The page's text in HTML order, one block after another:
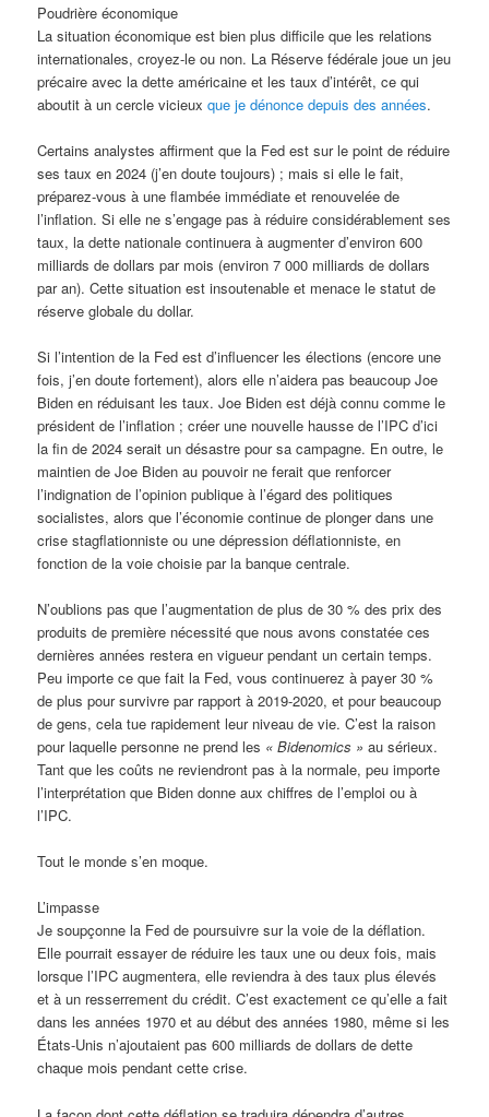
Poudrière économique
La situation économique est bien plus difficile que les relations
internationales, croyez-le ou non. La Réserve fédérale joue un jeu
précaire avec la dette américaine et les taux d’intérêt, ce qui
aboutit à un cercle vicieuxque je dénonce depuis des années.
Certains analystes affirment que la Fed est sur le point de réduire
ses taux en 2024 (j’en doute toujours) ; mais si elle le fait,
préparez-vous à une flambée immédiate et renouvelée de
l’inflation. Si elle ne s’engage pas à réduire considérablement ses
taux, la dette nationale continuera à augmenter d’environ 600
milliards de dollars par mois (environ 7 000 milliards de dollars
par an). Cette situation est insoutenable et menace le statut de
réserve globale du dollar.
Si l’intention de la Fed est d’influencer les élections (encore une
fois, j’en doute fortement), alors elle n’aidera pas beaucoup Joe
Biden en réduisant les taux. Joe Biden est déjà connu comme le
président de l’inflation ; créer une nouvelle hausse de l’IPC d’ici
la fin de 2024 serait un désastre pour sa campagne. En outre, le
maintien de Joe Biden au pouvoir ne ferait que renforcer
l’indignation de l’opinion publique à l’égard des politiques
socialistes, alors que l’économie continue de plonger dans une
crise stagflationniste ou une dépression déflationniste, en
fonction de la voie choisie par la banque centrale.
N’oublions pas que l’augmentation de plus de 30 % des prix des
produits de première nécessité que nous avons constatée ces
dernières années restera en vigueur pendant un certain temps.
Peu importe ce que fait la Fed, vous continuerez à payer 30 %
de plus pour survivre par rapport à 2019-2020, et pour beaucoup
de gens, cela tue rapidement leur niveau de vie. C’est la raison
pour laquelle personne ne prend les « Bidenomics » au sérieux.
Tant que les coûts ne reviendront pas à la normale, peu importe
l’interprétation que Biden donne aux chiffres de l’emploi ou à
l’IPC.
Tout le monde s’en moque.
L’impasse
Je soupçonne la Fed de poursuivre sur la voie de la déflation.
Elle pourrait essayer de réduire les taux une ou deux fois, mais
lorsque l’IPC augmentera, elle reviendra à des taux plus élevés
et à un resserrement du crédit. C’est exactement ce qu’elle a fait
dans les années 1970 et au début des années 1980, même si les
États-Unis n’ajoutaient pas 600 milliards de dollars de dette
chaque mois pendant cette crise.